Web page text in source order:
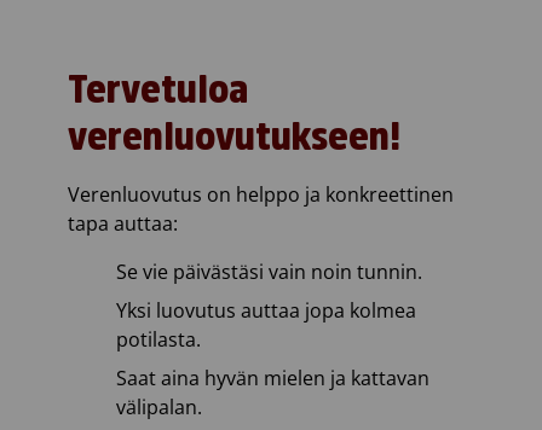
Tervetuloa
verenluovutukseen!
Verenluovutus on helppo ja konkreettinen
tapa auttaa:
Se vie päivästäsi vain noin tunnin.
Yksi luovutus auttaa jopa kolmea
potilasta.
Saat aina hyvän mielen ja kattavan
välipalan.